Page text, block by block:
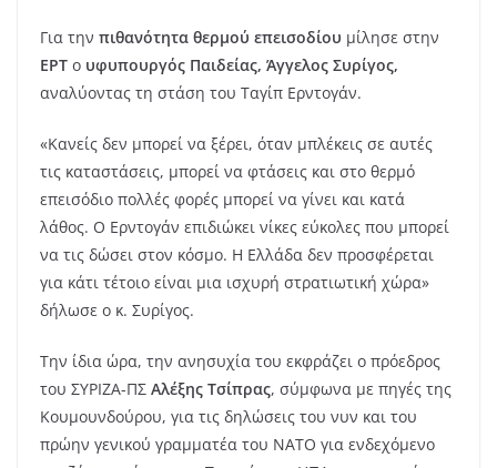
Για την πιθανότητα θερμού επεισοδίου μίλησε στην
ΕΡΤ ο υφυπουργός Παιδείας, Άγγελος Συρίγος,
αναλύοντας τη στάση του Ταγίπ Ερντογάν.
«Κανείς δεν μπορεί να ξέρει, όταν μπλέκεις σε αυτές
τις καταστάσεις, μπορεί να φτάσεις και στο θερμό
επεισόδιο πολλές φορές μπορεί να γίνει και κατά
λάθος. Ο Ερντογάν επιδιώκει νίκες εύκολες που μπορεί
να τις δώσει στον κόσμο. Η Ελλάδα δεν προσφέρεται
για κάτι τέτοιο είναι μια ισχυρή στρατιωτική χώρα»
δήλωσε ο κ. Συρίγος.
Την ίδια ώρα, την ανησυχία του εκφράζει ο πρόεδρος
του ΣΥΡΙΖΑ-ΠΣ Αλέξης Τσίπρας, σύμφωνα με πηγές της
Κουμουνδούρου, για τις δηλώσεις του νυν και του
πρώην γενικού γραμματέα του ΝΑΤΟ για ενδεχόμενο